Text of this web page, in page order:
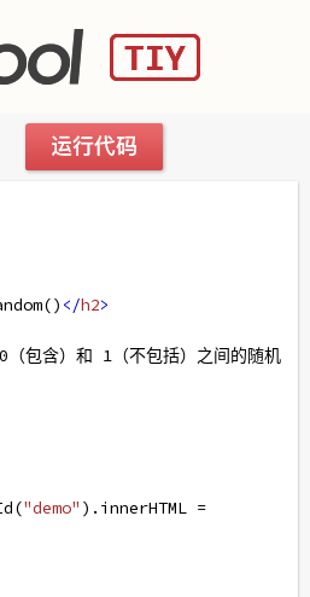
</h2>
包含）和 1（不包括）之间的随机
("demo" ). innerHTML =